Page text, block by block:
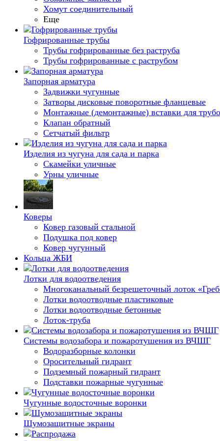
Хомут соединительный
Еще
Гофрированные трубы
Трубы гофрированные без раструба
Трубы гофрированные с раструбом
Запорная арматура
Задвижки чугунные
Затворы дисковые поворотные фланцевые
Монтажные (демонтажные) вставки для
Клапан обратный
Сетчатый фильтр
Изделия из чугуна для сада и парка
Скамейки уличные
Урны уличные
Коверы
Ковер газовый стальной
Подушка под ковер
Ковер чугунный
Кольца ЖБИ
Лотки для водоотведения
Многоканальный безрешеточный лоток
Лотки водоотводные пластиковые
Лотки водоотводные бетонные
Лоток-труба
Системы водозабора и пожаротушения из ВЧШГ
Водоразборные колонки
Оросительный гидрант
Подземный пожарный гидрант
Подставки пожарные чугунные
Чугунные водосточные воронки
Шумозащитные экраны